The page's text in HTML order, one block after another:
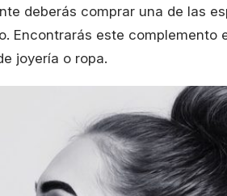
deberás comprar una de las
Encontrarás este complemento
joyería o ropa.